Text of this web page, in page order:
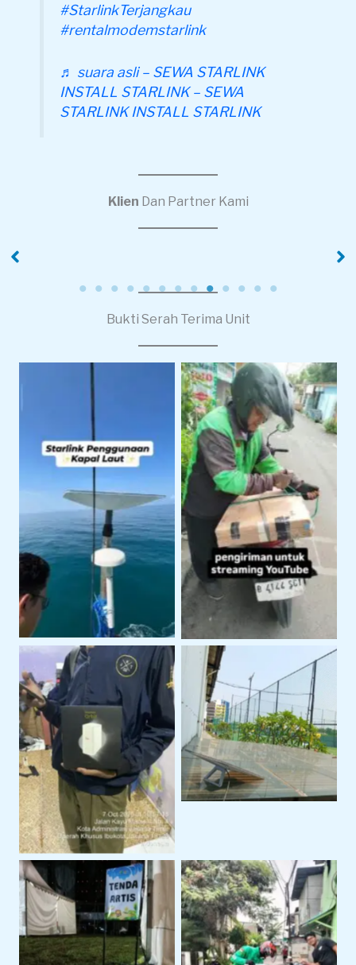
#StarlinkTerjangkau
#rentalmodemstarlink
♬ suara asli – SEWA STARLINK
INSTALL STARLINK – SEWA
STARLINK INSTALL STARLINK
Klien Dan Partner Kami
Bukti Serah Terima Unit
Starlink Untuk
Operasional Pelayaran
Pengiriman Starlink
Untuk Live Streaming
dan Produksi Konten
Internet Alternatif
Dengan Sewa Modem
Orbit
Sewa Starlink Mini
Untuk Kebutuhan
Internet Portable
Penggunaan Untuk
Event Outdoor
Pengiriman Perangkat